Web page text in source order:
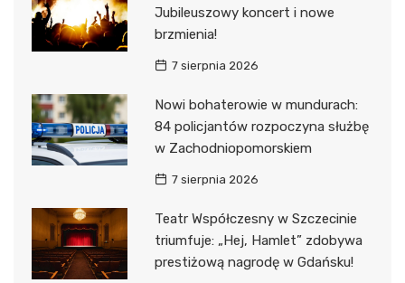
Jubileuszowy koncert i nowe
brzmienia!
7 sierpnia 2026
Nowi bohaterowie w mundurach:
84 policjantów rozpoczyna służbę
w Zachodniopomorskiem
7 sierpnia 2026
Teatr Współczesny w Szczecinie
triumfuje: „Hej, Hamlet” zdobywa
prestiżową nagrodę w Gdańsku!